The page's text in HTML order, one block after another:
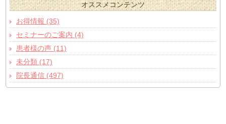
オススメコンテンツ
お得情報 (35)
セミナーのご案内 (4)
患者様の声 (11)
未分類 (17)
院長通信 (497)